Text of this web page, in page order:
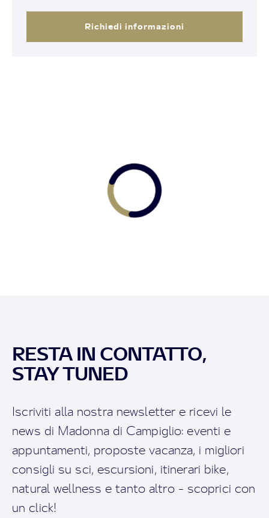
Richiedi informazioni
RESTA IN CONTATTO,
STAY TUNED
Iscriviti alla nostra newsletter e ricevi le
news di Madonna di Campiglio: eventi e
appuntamenti, proposte vacanza, i migliori
consigli su sci, escursioni, itinerari bike,
natural wellness e tanto altro - scoprici con
un click!